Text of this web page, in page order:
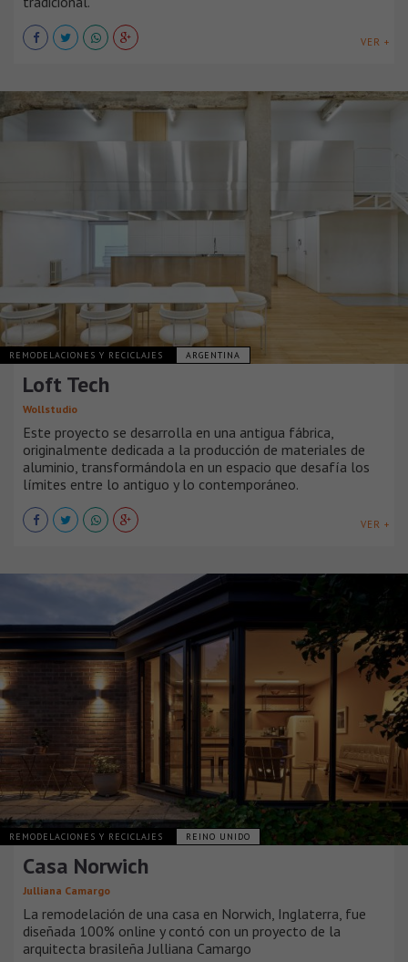
VER +
REMODELACIONES Y RECICLAJES ARGENTINA
Loft Tech
Wollstudio
Este proyecto se desarrolla en una antigua fábrica,
originalmente dedicada a la producción de materiales de
aluminio, transformándola en un espacio que desafía los
límites entre lo antiguo y lo contemporáneo.
VER +
REMODELACIONES Y RECICLAJES REINO UNIDO
Casa Norwich
Julliana Camargo
La remodelación de una casa en Norwich, Inglaterra, fue
diseñada 100% online y contó con un proyecto de la
arquitecta brasileña Julliana Camargo